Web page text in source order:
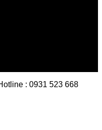
: 0931 523 668